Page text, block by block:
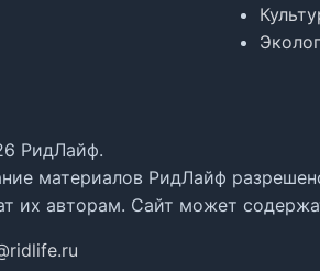
РидЛайф.
материалов РидЛайф
их авторам. Сайт может